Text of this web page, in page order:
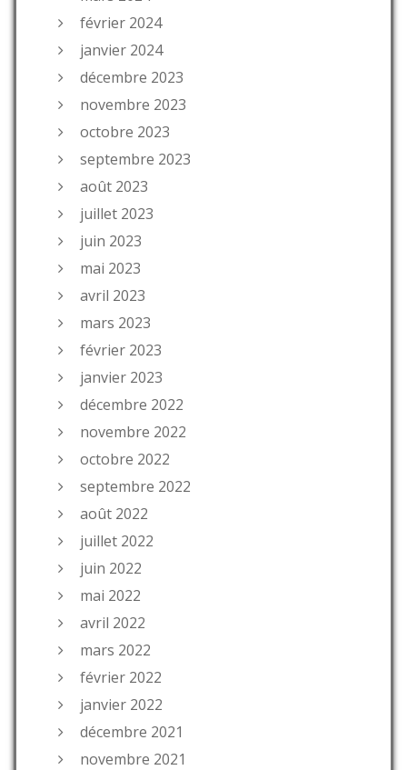
février 2024
janvier 2024
décembre 2023
novembre 2023
octobre 2023
septembre 2023
août 2023
juillet 2023
juin 2023
mai 2023
avril 2023
mars 2023
février 2023
janvier 2023
décembre 2022
novembre 2022
octobre 2022
septembre 2022
août 2022
juillet 2022
juin 2022
mai 2022
avril 2022
mars 2022
février 2022
janvier 2022
décembre 2021
novembre 2021